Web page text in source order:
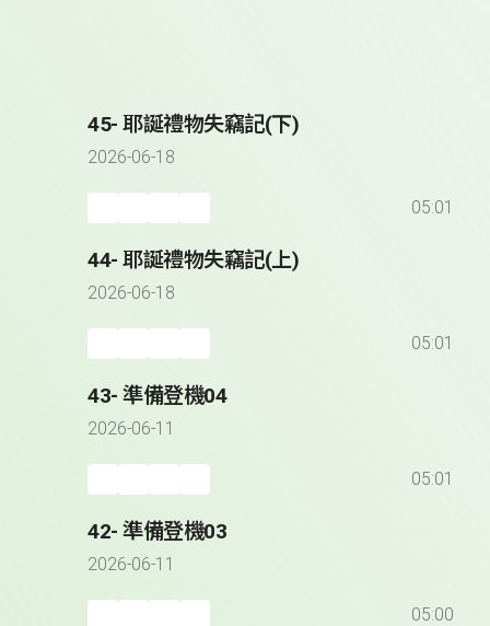
45- 耶誕禮物失竊記(下)
2026-06-18
05:01
44- 耶誕禮物失竊記(上)
2026-06-18
05:01
43- 準備登機04
2026-06-11
05:01
42- 準備登機03
2026-06-11
05:00